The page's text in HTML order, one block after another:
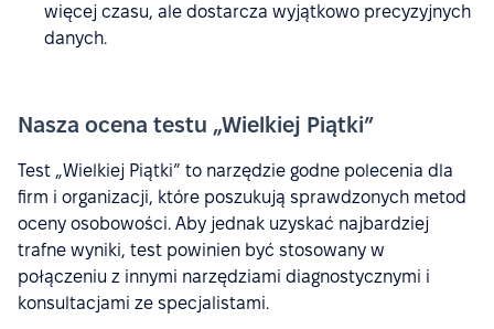
więcej czasu, ale dostarcza wyjątkowo precyzyjnych
danych.
Nasza ocena testu „Wielkiej Piątki”
Test „Wielkiej Piątki” to narzędzie godne polecenia dla
firm i organizacji, które poszukują sprawdzonych metod
oceny osobowości. Aby jednak uzyskać najbardziej
trafne wyniki, test powinien być stosowany w
połączeniu z innymi narzędziami diagnostycznymi i
konsultacjami ze specjalistami.